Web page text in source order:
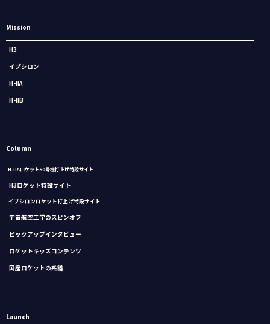
Mission
H3
イプシロン
H-IIA
H-IIB
Column
H-IIAロケット50号機打上げ特設サイト
H3ロケット特設サイト
イプシロンロケット打上げ特設サイト
宇宙航空工学のスピンオフ
ピックアップインタビュー
ロケットキッズコンテンツ
国産ロケットの系譜
Launch